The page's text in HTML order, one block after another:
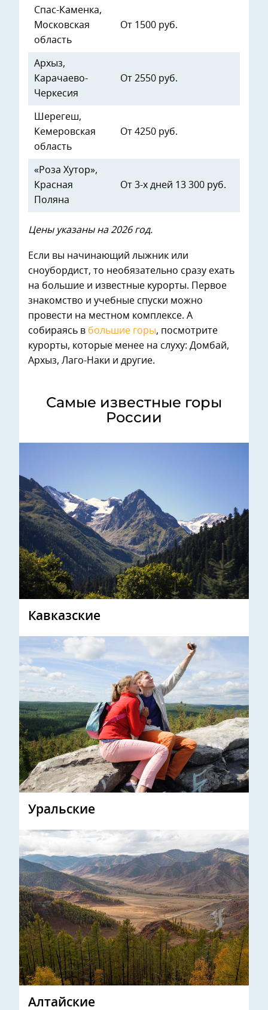
Спас-Каменка,
Московская
область
От 1500 руб.
Архыз,
Карачаево-
Черкесия
От 2550 руб.
Шерегеш,
Кемеровская
область
От 4250 руб.
«Роза Хутор»,
Красная
Поляна
От 3-х дней 13 300 руб.
Цены указаны на 2026 год.
Если вы начинающий лыжник или
сноубордист, то необязательно сразу ехать
на большие и известные курорты. Первое
знакомство и учебные спуски можно
провести на местном комплексе. А
собираясь в большие горы, посмотрите
курорты, которые менее на слуху: Домбай,
Архыз, Лаго-Наки и другие.
Самые известные горы
России
Кавказские
Уральские
Алтайские